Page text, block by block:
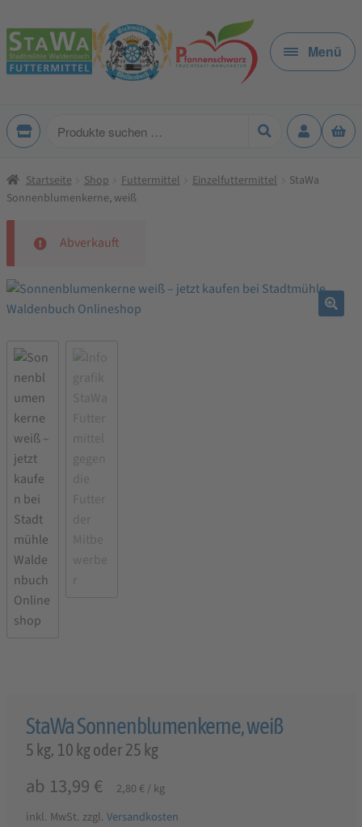
Zur
Navigation
springen
Zum
Inhalt
springen
Menü
Produkte
Startseite Shop Futtermittel Einzelfuttermittel
StaWa
Sonnenblumenkerne, weiß
Abverkauft
StaWa Sonnenblumenkerne, weiß
5 kg, 10 kg oder 25 kg
ab 13,99 € 2,80 €/kg
inkl. MwSt. zzgl. Versandkosten